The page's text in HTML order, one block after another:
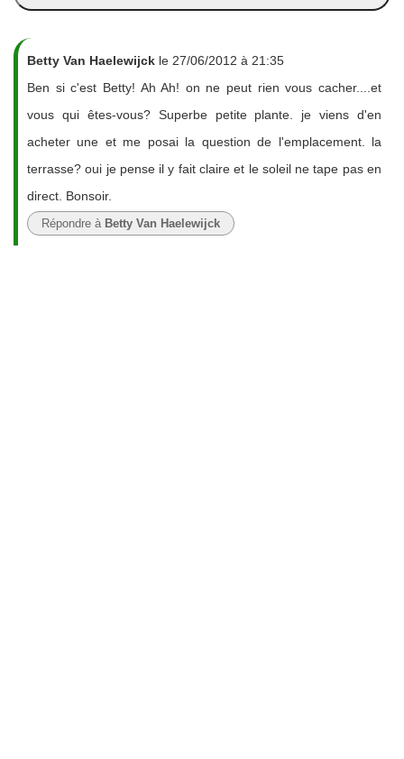
Betty Van Haelewijck le 27/06/2012 à 21:35
Ben si c'est Betty! Ah Ah! on ne peut rien vous cacher....et
vous qui êtes-vous? Superbe petite plante. je viens d'en
acheter une et me posai la question de l'emplacement. la
terrasse? oui je pense il y fait claire et le soleil ne tape pas en
direct. Bonsoir.
Répondre à Betty Van Haelewijck